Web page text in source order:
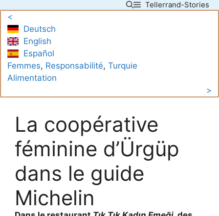
content
Tellerrand-Stories
<
Deutsch
English
Español
Femmes, Responsabilité, Turquie
Alimentation
>
La coopérative
féminine d’Ürgüp
dans le guide
Michelin